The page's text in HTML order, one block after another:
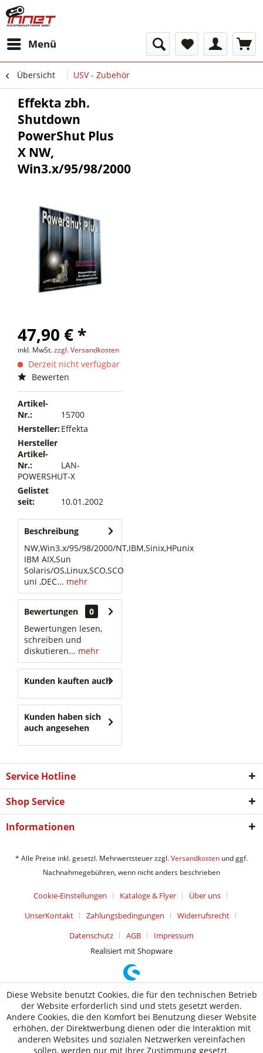
Menü
Übersicht USV - Zubehör
Effekta zbh.
Shutdown
PowerShut Plus
X NW,
Win3.x/95/98/2000
47,90 € *
inkl. MwSt.zzgl. Versandkosten
Derzeit nicht verfügbar
Bewerten
Artikel-
Nr.:
15700
Hersteller:Effekta
Hersteller
Artikel-
Nr.:
LAN-
POWERSHUT-X
Gelistet
seit:
10.01.2002
Beschreibung
NW,Win3.x/95/98/2000/NT,IBM,Sinix,HPunix
IBM AIX,Sun
Solaris/OS,Linux,SCO,SCO
uni ,DEC... mehr
Bewertungen
0
Bewertungen lesen,
schreiben und
diskutieren... mehr
Kunden kauften auch
Kunden haben sich
auch angesehen
Service Hotline
Shop Service
Informationen
* Alle Preise inkl. gesetzl. Mehrwertsteuer zzgl.Versandkosten und ggf.
Nachnahmegebühren, wenn nicht anders beschrieben
Cookie-Einstellungen Kataloge & Flyer
Über uns
UnserKontakt
Zahlungsbedingungen
Widerrufsrecht
Datenschutz
AGB
Impressum
Realisiert mit Shopware
Diese Website benutzt Cookies, die für den technischen Betrieb
der Website erforderlich sind und stets gesetzt werden.
Andere Cookies, die den Komfort bei Benutzung dieser Website
erhöhen, der Direktwerbung dienen oder die Interaktion mit
anderen Websites und sozialen Netzwerken vereinfachen
sollen, werden nur mit Ihrer Zustimmung gesetzt.